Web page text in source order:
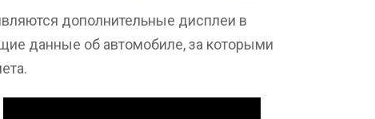
дополнительные дисплеи в
данные об автомобиле, за которыми